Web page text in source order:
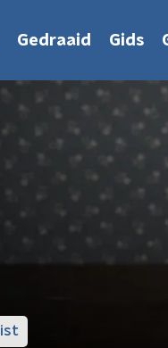
Gedraaid Gids